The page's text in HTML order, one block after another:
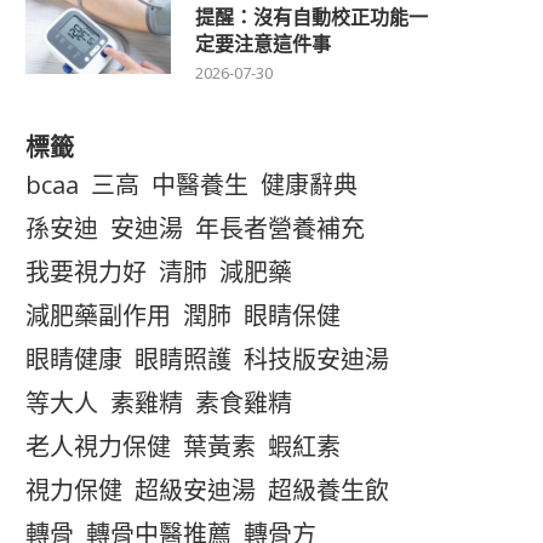
提醒：沒有自動校正功能一
定要注意這件事
2026-07-30
標籤
bcaa 三高 中醫養生 健康辭典
孫安迪 安迪湯 年長者營養補充
我要視力好 清肺 減肥藥
減肥藥副作用 潤肺 眼睛保健
眼睛健康 眼睛照護 科技版安迪湯
等大人 素雞精 素食雞精
老人視力保健 葉黃素 蝦紅素
視力保健 超級安迪湯 超級養生飲
轉骨 轉骨中醫推薦 轉骨方